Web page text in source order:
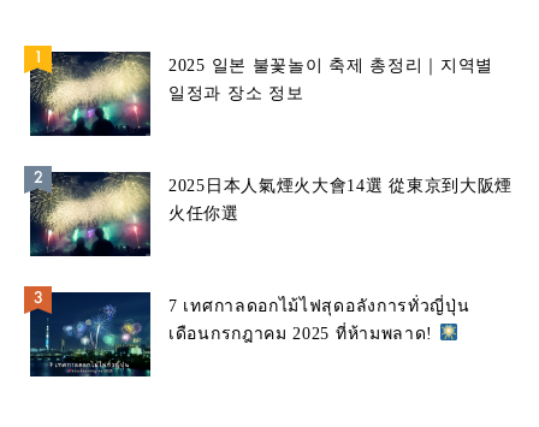
2025 일본 불꽃놀이 축제 총정리｜지역별
일정과 장소 정보
2025日本人氣煙火大會14選 從東京到大阪煙
火任你選
7 เทศกาลดอกไม้ไฟสุดอลังการทั่วญี่ปุ่น
เดือนกรกฎาคม 2025 ที่ห้ามพลาด!